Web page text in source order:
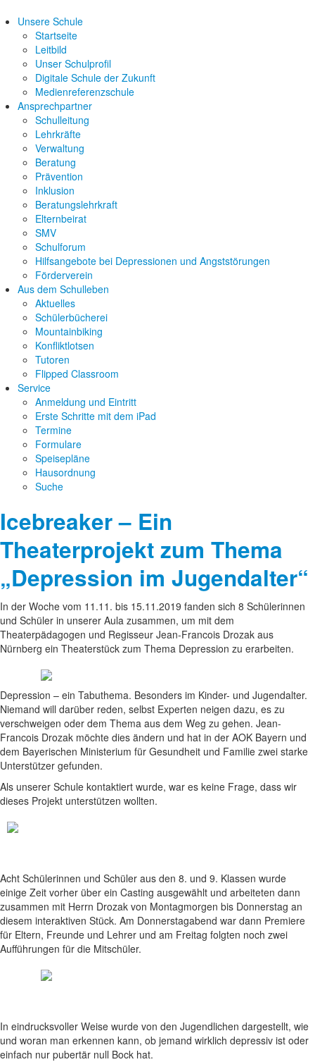
Unsere Schule
Startseite
Leitbild
Unser Schulprofil
Digitale Schule der Zukunft
Medienreferenzschule
Ansprechpartner
Schulleitung
Lehrkräfte
Verwaltung
Beratung
Prävention
Inklusion
Beratungslehrkraft
Elternbeirat
SMV
Schulforum
Hilfsangebote bei Depressionen und Angststörungen
Förderverein
Aus dem Schulleben
Aktuelles
Schülerbücherei
Mountainbiking
Konfliktlotsen
Tutoren
Flipped Classroom
Service
Anmeldung und Eintritt
Erste Schritte mit dem iPad
Termine
Formulare
Speisepläne
Hausordnung
Suche
Icebreaker – Ein
Theaterprojekt zum Thema
„Depression im Jugendalter“
In der Woche vom 11.11. bis 15.11.2019 fanden sich 8 Schülerinnen
und Schüler in unserer Aula zusammen, um mit dem
Theaterpädagogen und Regisseur Jean-Francois Drozak aus
Nürnberg ein Theaterstück zum Thema Depression zu erarbeiten.
Depression – ein Tabuthema. Besonders im Kinder- und Jugendalter.
Niemand will darüber reden, selbst Experten neigen dazu, es zu
verschweigen oder dem Thema aus dem Weg zu gehen. Jean-
Francois Drozak möchte dies ändern und hat in der AOK Bayern und
dem Bayerischen Ministerium für Gesundheit und Familie zwei starke
Unterstützer gefunden.
Als unserer Schule kontaktiert wurde, war es keine Frage, dass wir
dieses Projekt unterstützen wollten.
Acht Schülerinnen und Schüler aus den 8. und 9. Klassen wurde
einige Zeit vorher über ein Casting ausgewählt und arbeiteten dann
zusammen mit Herrn Drozak von Montagmorgen bis Donnerstag an
diesem interaktiven Stück. Am Donnerstagabend war dann Premiere
für Eltern, Freunde und Lehrer und am Freitag folgten noch zwei
Aufführungen für die Mitschüler.
In eindrucksvoller Weise wurde von den Jugendlichen dargestellt, wie
und woran man erkennen kann, ob jemand wirklich depressiv ist oder
einfach nur pubertär null Bock hat.